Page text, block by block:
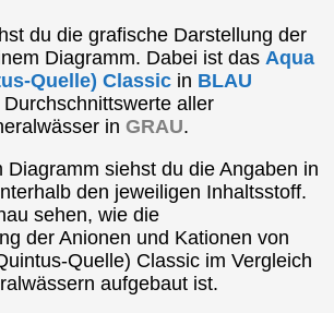
du die grafische Darstellung der
Diagramm. Dabei ist das Aqua
Quelle) Classic in BLAU
aller
in GRAU.
Diagramm siehst du die Angaben in
den jeweiligen Inhaltsstoff.
sehen, wie die
der Anionen und Kationen von
Quelle) Classic im Vergleich
aufgebaut ist.